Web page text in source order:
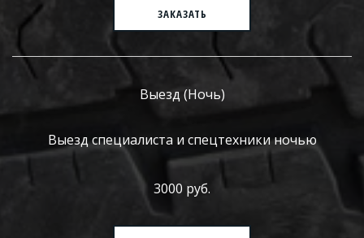
ЗАКАЗАТЬ
Выезд (Ночь)
Выезд специалиста и спецтехники ночью
3000 руб.